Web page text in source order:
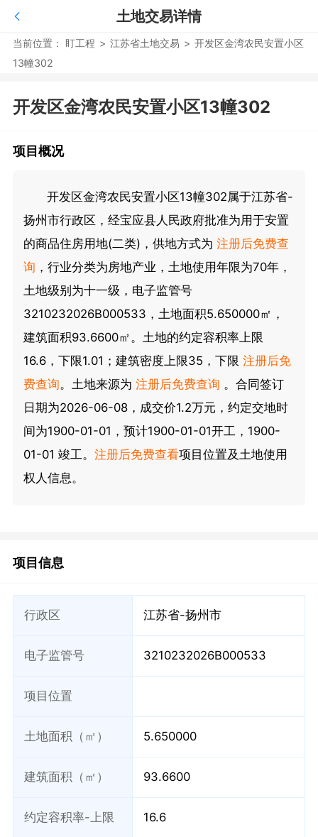
土地交易详情
当前位置： 盯工程 > 江苏省土地交易 > 开发区金湾农民安置小区
13幢302
开发区金湾农民安置小区13幢302
项目概况
开发区金湾农民安置小区13幢302属于江苏省-
扬州市行政区，经宝应县人民政府批准为用于安置
的商品住房用地(二类)，供地方式为 注册后免费查
询 ，行业分类为房地产业，土地使用年限为70年，
土地级别为十一级，电子监管号
3210232026B000533，土地面积5.650000㎡，
建筑面积93.6600㎡。土地的约定容积率上限
16.6，下限1.01；建筑密度上限35，下限 注册后免
费查询。土地来源为 注册后免费查询 。合同签订
日期为2026-06-08，成交价1.2万元，约定交地时
间为1900-01-01，预计1900-01-01开工，1900-
01-01 竣工。 注册后免费查看项目位置及土地使用
权人信息。
项目信息
行政区 江苏省-扬州市
电子监管号 3210232026B000533
项目位置
土地面积（㎡） 5.650000
建筑面积（㎡） 93.6600
约定容积率-上限 16.6